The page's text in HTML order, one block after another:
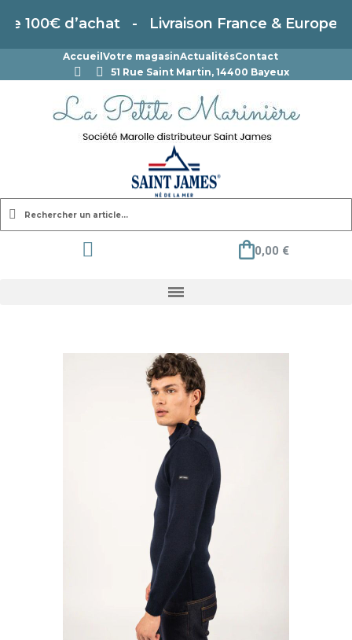
d’achat - Livraison France & Europe
Accueil Votre magasinActualitésContact
51 Rue Saint Martin, 14400 Bayeux
0,00 €